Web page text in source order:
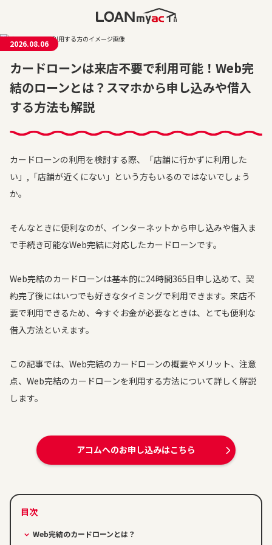
2026.08.06
カードローンは来店不要で利用可能！Web完
結のローンとは？スマホから申し込みや借入
する方法も解説
カードローンの利用を検討する際、「店舗に行かずに利用した
い」,「店舗が近くにない」という方もいるのではないでしょう
か。
そんなときに便利なのが、インターネットから申し込みや借入ま
で手続き可能なWeb完結に対応したカードローンです。
Web完結のカードローンは基本的に24時間365日申し込めて、契
約完了後にはいつでも好きなタイミングで利用できます。来店不
要で利用できるため、今すぐお金が必要なときは、とても便利な
借入方法といえます。
この記事では、Web完結のカードローンの概要やメリット、注意
点、Web完結のカードローンを利用する方法について詳しく解説
します。
アコムへのお申し込みはこちら
Web完結のカードローンとは？